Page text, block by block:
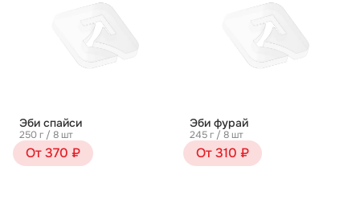
Эби спайси
250 г / 8 шт
От 370 ₽
Эби фурай
245 г / 8 шт
От 310 ₽